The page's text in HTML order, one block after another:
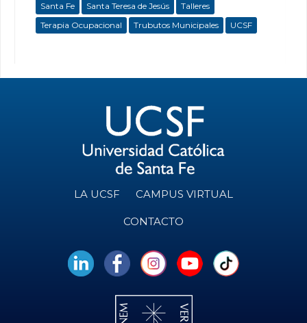
Santa Fe
Santa Teresa de Jesús
Talleres
Terapia Ocupacional
Trubutos Municipales UCSF
LA UCSF CAMPUS VIRTUAL
CONTACTO